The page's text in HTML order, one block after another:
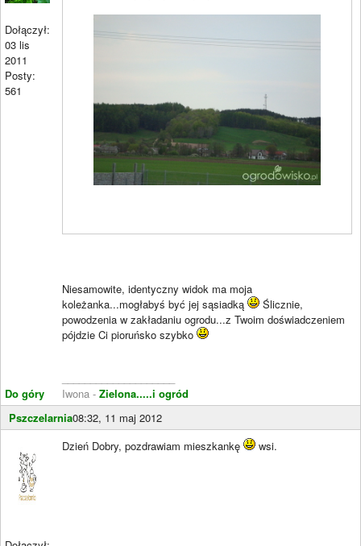
Dołączył:
03 lis
2011
Posty:
561
Do góry
Niesamowite, identyczny widok ma moja
koleżanka...mogłabyś być jej sąsiadką
Ślicznie,
powodzenia w zakładaniu ogrodu...z Twoim doświadczeniem
pójdzie Ci pioruńsko szybko
Iwona - Zielona.....i ogród
Pszczelarnia08:32, 11 maj 2012
Dzień Dobry, pozdrawiam mieszkankę wsi.